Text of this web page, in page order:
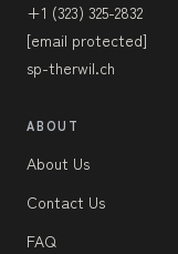
+1 (323) 325-2832
[email protected]
sp-therwil.ch
ABOUT
About Us
Contact Us
FAQ